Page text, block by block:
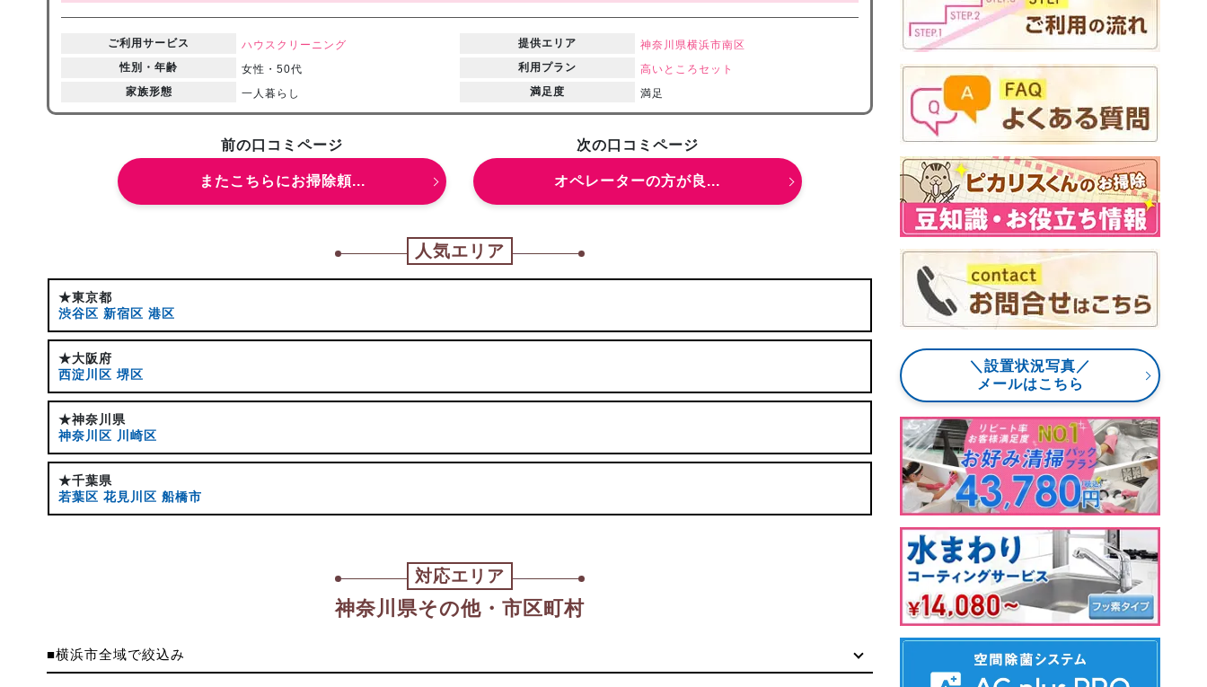
ご利用サービス ハウスクリーニング 提供エリア 神奈川県横浜市南区
性別・年齢
女性・50代 利用プラン
高いところセット
家族形態
一人暮らし 満足度 満足
前の口コミページ
またこちらにお掃除頼...
次の口コミページ
オペレーターの方が良...
人気エリア
★東京都
渋谷区 新宿区 港区
★大阪府
西淀川区 堺区
★神奈川県
神奈川区 川崎区
★千葉県
若葉区 花見川区 船橋市
対応エリア
神奈川県その他・市区町村
■横浜市全域で絞込み
＼設置状況写真／
メールはこちら